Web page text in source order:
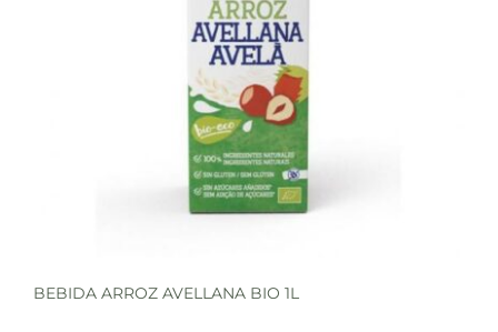
BEBIDA ARROZ AVELLANA BIO 1L